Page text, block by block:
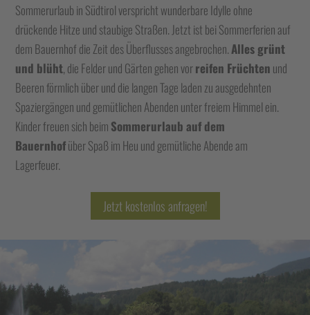
Sommerurlaub in Südtirol verspricht wunderbare Idylle ohne
drückende Hitze und staubige Straßen. Jetzt ist bei Sommerferien auf
dem Bauernhof die Zeit des Überflusses angebrochen. Alles grünt
und blüht, die Felder und Gärten gehen vorreifen Früchten und
Beeren förmlich über und die langen Tage laden zu ausgedehnten
Spaziergängen und gemütlichen Abenden unter freiem Himmel ein.
Kinder freuen sich beim Sommerurlaub auf dem
Bauernhofüber Spaß im Heu und gemütliche Abende am
Lagerfeuer.
Jetzt kostenlos anfragen!